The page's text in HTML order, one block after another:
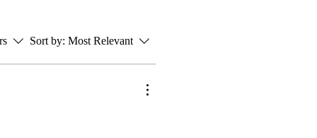
Sort by: Most Relevant